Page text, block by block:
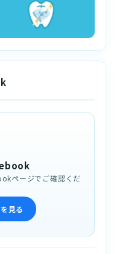
ページでご確認くだ
見る